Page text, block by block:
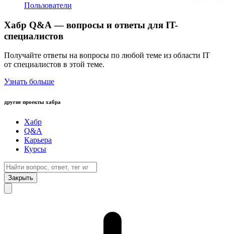
Пользователи
Хабр Q&A — вопросы и ответы для IT-
специалистов
Получайте ответы на вопросы по любой теме из области IT
от специалистов в этой теме.
Узнать больше
другие проекты хабра
Хабр
Q&A
Карьера
Курсы
Закрыть